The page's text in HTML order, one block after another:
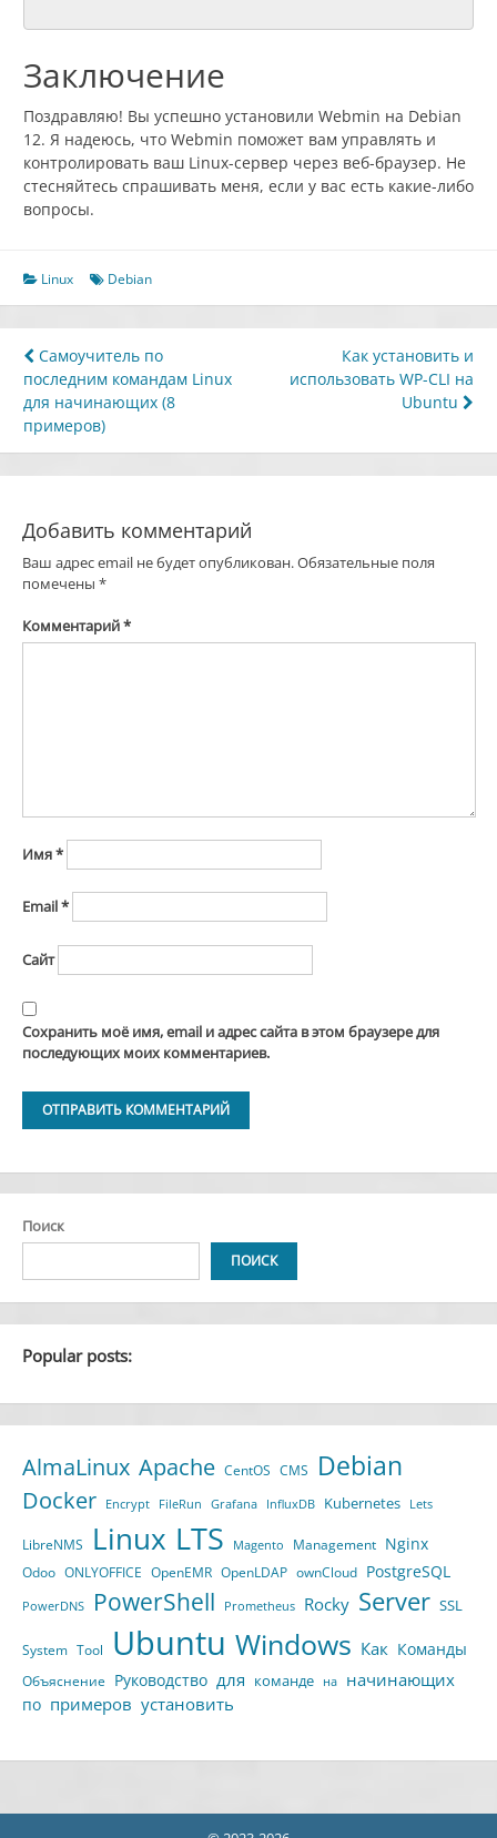
Заключение
Поздравляю! Вы успешно установили Webmin на Debian
12. Я надеюсь, что Webmin поможет вам управлять и
контролировать ваш Linux-сервер через веб-браузер. Не
стесняйтесь спрашивать меня, если у вас есть какие-либо
вопросы.
Linux Debian
Навигация
по
записям
Самоучитель по
последним командам Linux
для начинающих (8
примеров)
Как установить и
использовать WP-CLI на
Ubuntu
Добавить комментарий
Ваш адрес email не будет опубликован.Обязательные поля
помечены *
Комментарий*
Имя*
Email*
Сайт
Сохранить моё имя, email и адрес сайта в этом браузере для
последующих моих комментариев.
Поиск
ПОИСК
Popular posts:
AlmaLinux Apache CentOS CMS Debian
Docker Encrypt FileRun Grafana InfluxDB Kubernetes Lets
LibreNMS Linux LTS Magento Management Nginx
Odoo ONLYOFFICE OpenEMR OpenLDAP ownCloud PostgreSQL
PowerDNS PowerShell Prometheus Rocky Server SSL
System Tool Ubuntu Windows Как Команды
Объяснение Руководство для команде на начинающих
по примеров установить